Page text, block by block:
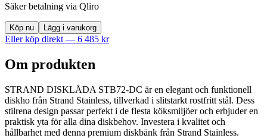
Säker betalning via Qliro
Köp nu Lägg i varukorg
Eller köp direkt — 6 485 kr
Om produkten
STRAND DISKLÅDA STB72-DC är en elegant och funktionell
diskho från Strand Stainless, tillverkad i slitstarkt rostfritt stål. Dess
stilrena design passar perfekt i de flesta köksmiljöer och erbjuder en
praktisk yta för alla dina diskbehov. Investera i kvalitet och
hållbarhet med denna premium diskbänk från Strand Stainless.